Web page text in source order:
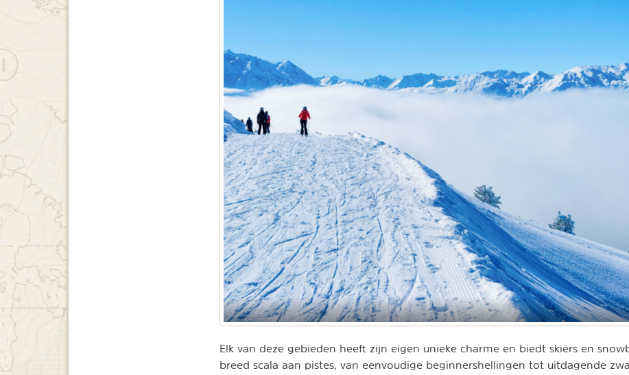
Elk van deze gebieden heeft zijn eigen unieke charme en biedt skiërs en
breed scala aan pistes, van eenvoudige beginnershellingen tot uitdagende